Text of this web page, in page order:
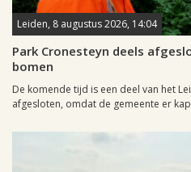
Leiden, 8 augustus 2026, 14:04
Park Cronesteyn deels
bomen
De komende tijd is een deel van het
afgesloten, omdat de gemeente er